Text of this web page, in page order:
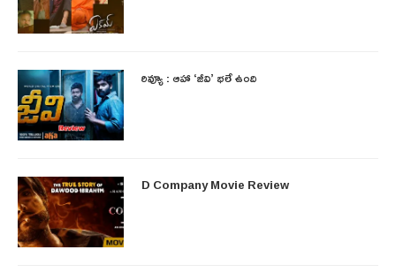
రివ్యూ : ఆహా ‘జీవి’ భలే ఉంది
D Company Movie Review